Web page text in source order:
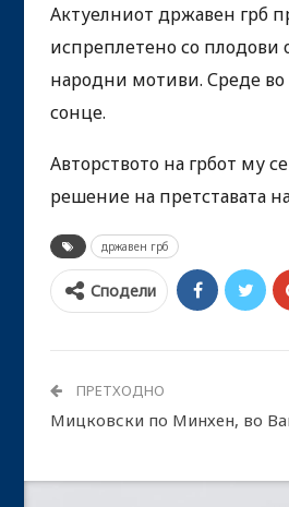
Актуелниот државен грб
испреплетено со плодови
народни мотиви. Среде во
сонце.
Авторството на грбот му
решение на претставата
државен грб
Сподели
ПРЕТХОДНО
Мицковски по Минхен, во